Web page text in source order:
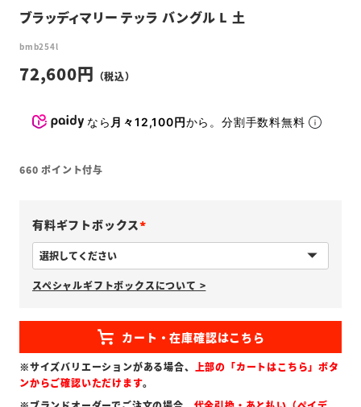
ブラッディマリー テッラ バングル L 土
bmb254l
72,600
なら 月々12,100円から。分割手数料無料
660 ポイント付与
有料ギフトボックス
必
須
)
スペシャルギフトボックスについて >
※サイズバリエーションがある場合、 上部の「カートはこちら」ボタ
ンからご確認いただけます。